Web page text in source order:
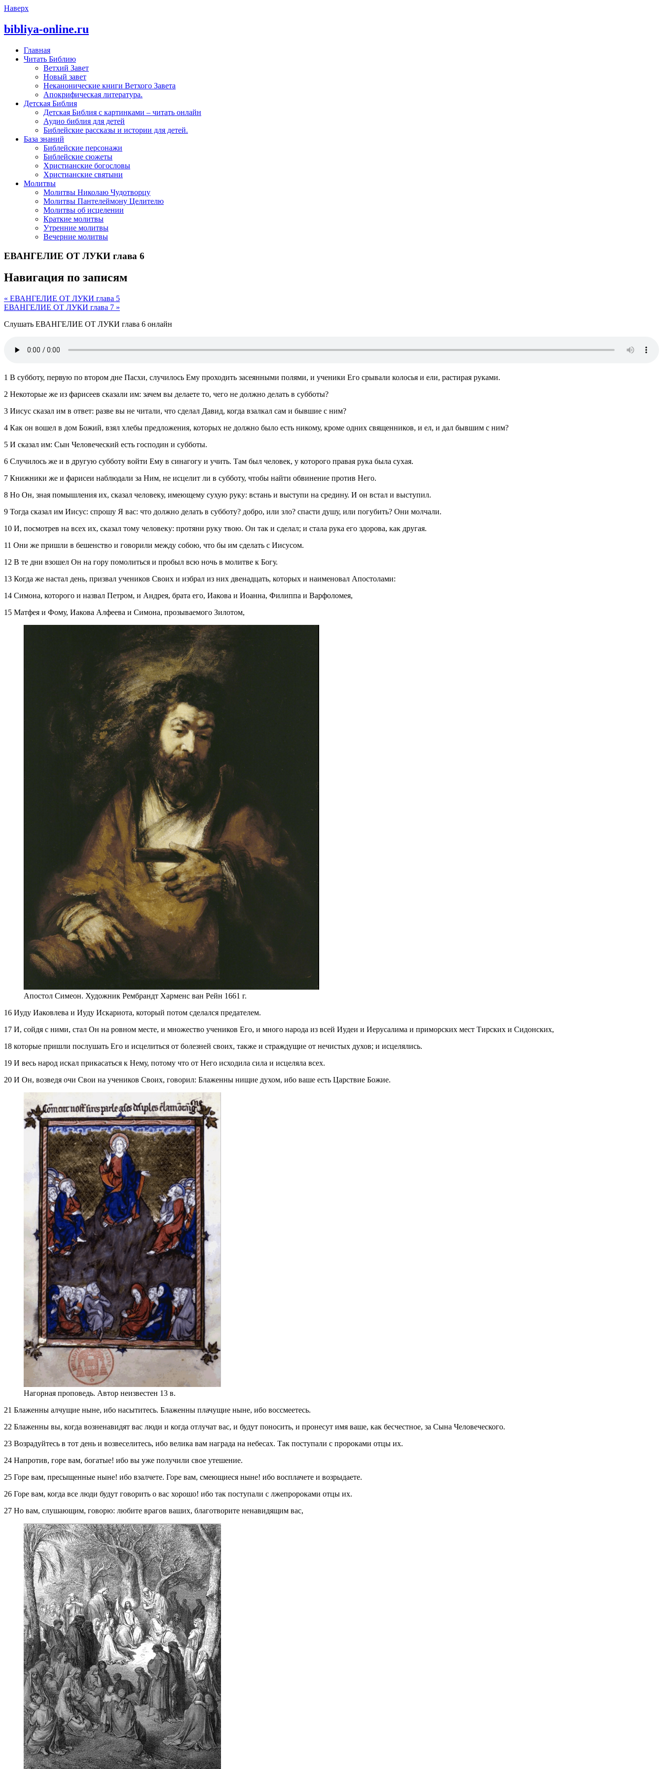
Наверх
bibliya-online.ru
Главная
Читать Библию
Ветхий Завет
Новый завет
Неканонические книги Ветхого Завета
Апокрифическая литература.
Детская Библия
Детская Библия с картинками – читать онлайн
Аудио библия для детей
Библейские рассказы и истории для детей.
База знаний
Библейские персонажи
Библейские сюжеты
Христианские богословы
Христианские святыни
Молитвы
Молитвы Николаю Чудотворцу
Молитвы Пантелеймону Целителю
Молитвы об исцелении
Краткие молитвы
Утренние молитвы
Вечерние молитвы
ЕВАНГЕЛИЕ ОТ ЛУКИ глава 6
Навигация по записям
« ЕВАНГЕЛИЕ ОТ ЛУКИ глава 5
ЕВАНГЕЛИЕ ОТ ЛУКИ глава 7 »
Слушать ЕВАНГЕЛИЕ ОТ ЛУКИ глава 6 онлайн
1 В субботу, первую по втором дне Пасхи, случилось Ему проходить засеянными полями, и ученики Его срывали колосья и ели, растирая руками.
2 Некоторые же из фарисеев сказали им: зачем вы делаете то, чего не должно делать в субботы?
3 Иисус сказал им в ответ: разве вы не читали, что сделал Давид, когда взалкал сам и бывшие с ним?
4 Как он вошел в дом Божий, взял хлебы предложения, которых не должно было есть никому, кроме одних священников, и ел, и дал бывшим с ним?
5 И сказал им: Сын Человеческий есть господин и субботы.
6 Случилось же и в другую субботу войти Ему в синагогу и учить. Там был человек, у которого правая рука была сухая.
7 Книжники же и фарисеи наблюдали за Ним, не исцелит ли в субботу, чтобы найти обвинение против Него.
8 Но Он, зная помышления их, сказал человеку, имеющему сухую руку: встань и выступи на средину. И он встал и выступил.
9 Тогда сказал им Иисус: спрошу Я вас: что должно делать в субботу? добро, или зло? спасти душу, или погубить? Они молчали.
10 И, посмотрев на всех их, сказал тому человеку: протяни руку твою. Он так и сделал; и стала рука его здорова, как другая.
11 Они же пришли в бешенство и говорили между собою, что бы им сделать с Иисусом.
12 В те дни взошел Он на гору помолиться и пробыл всю ночь в молитве к Богу.
13 Когда же настал день, призвал учеников Своих и избрал из них двенадцать, которых и наименовал Апостолами:
14 Симона, которого и назвал Петром, и Андрея, брата его, Иакова и Иоанна, Филиппа и Варфоломея,
15 Матфея и Фому, Иакова Алфеева и Симона, прозываемого Зилотом,
Апостол Симеон. Художник Рембрандт Харменс ван Рейн 1661 г.
16 Иуду Иаковлева и Иуду Искариота, который потом сделался предателем.
17 И, сойдя с ними, стал Он на ровном месте, и множество учеников Его, и много народа из всей Иудеи и Иерусалима и приморских мест Тирских и Сидонских,
18 которые пришли послушать Его и исцелиться от болезней своих, также и страждущие от нечистых духов; и исцелялись.
19 И весь народ искал прикасаться к Нему, потому что от Него исходила сила и исцеляла всех.
20 И Он, возведя очи Свои на учеников Своих, говорил: Блаженны нищие духом, ибо ваше есть Царствие Божие.
Нагорная проповедь. Автор неизвестен 13 в.
21 Блаженны алчущие ныне, ибо насытитесь. Блаженны плачущие ныне, ибо воссмеетесь.
22 Блаженны вы, когда возненавидят вас люди и когда отлучат вас, и будут поносить, и пронесут имя ваше, как бесчестное, за Сына Человеческого.
23 Возрадуйтесь в тот день и возвеселитесь, ибо велика вам награда на небесах. Так поступали с пророками отцы их.
24 Напротив, горе вам, богатые! ибо вы уже получили свое утешение.
25 Горе вам, пресыщенные ныне! ибо взалчете. Горе вам, смеющиеся ныне! ибо восплачете и возрыдаете.
26 Горе вам, когда все люди будут говорить о вас хорошо! ибо так поступали с лжепророками отцы их.
27 Но вам, слушающим, говорю: любите врагов ваших, благотворите ненавидящим вас,